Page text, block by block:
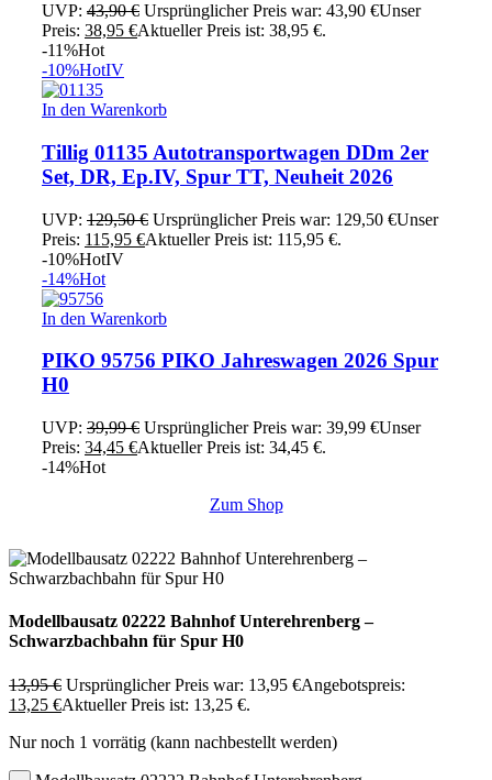
UVP: 43,90€ Ursprünglicher Preis war: 43,90 €Unser
Preis: 38,95 €Aktueller Preis ist: 38,95 €.
-11%Hot
-10%HotIV
In den Warenkorb
Tillig 01135 Autotransportwagen DDm 2er
Set, DR, Ep.IV, Spur TT, Neuheit 2026
UVP: 129,50€ Ursprünglicher Preis war: 129,50 €Unser
Preis: 115,95 €Aktueller Preis ist: 115,95 €.
-10%HotIV
-14%Hot
In den Warenkorb
PIKO 95756 PIKO Jahreswagen 2026 Spur
H0
UVP: 39,99€ Ursprünglicher Preis war: 39,99 €Unser
Preis: 34,45 €Aktueller Preis ist: 34,45 €.
-14%Hot
Zum Shop
Modellbausatz 02222 Bahnhof Unterehrenberg –
Schwarzbachbahn für Spur H0
13,95€ Ursprünglicher Preis war: 13,95 €Angebotspreis:
13,25 €Aktueller Preis ist: 13,25 €.
Nur noch 1 vorrätig (kann nachbestellt werden)